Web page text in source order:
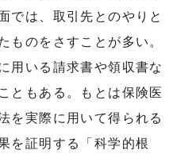
では、取引先とのやりと
ものをさすことが多い。
用いる請求書や領収書な
ともある。もとは保険医
を実際に用いて得られる
を証明する「科学的根